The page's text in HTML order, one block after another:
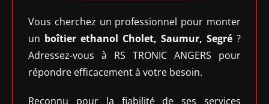
Vous cherchez un professionnel pour monter
un boîtier ethanol Cholet, Saumur, Segré ?
Adressez-vous à RS TRONIC ANGERS pour
répondre efficacement à votre besoin.
Reconnu pour la fiabilité de ses services